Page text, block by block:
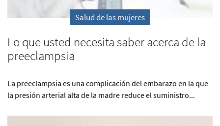
Salud de las mujeres
Lo que usted necesita saber acerca de la
preeclampsia
La preeclampsia es una complicación del embarazo en la que
la presión arterial alta de la madre reduce el suministro...